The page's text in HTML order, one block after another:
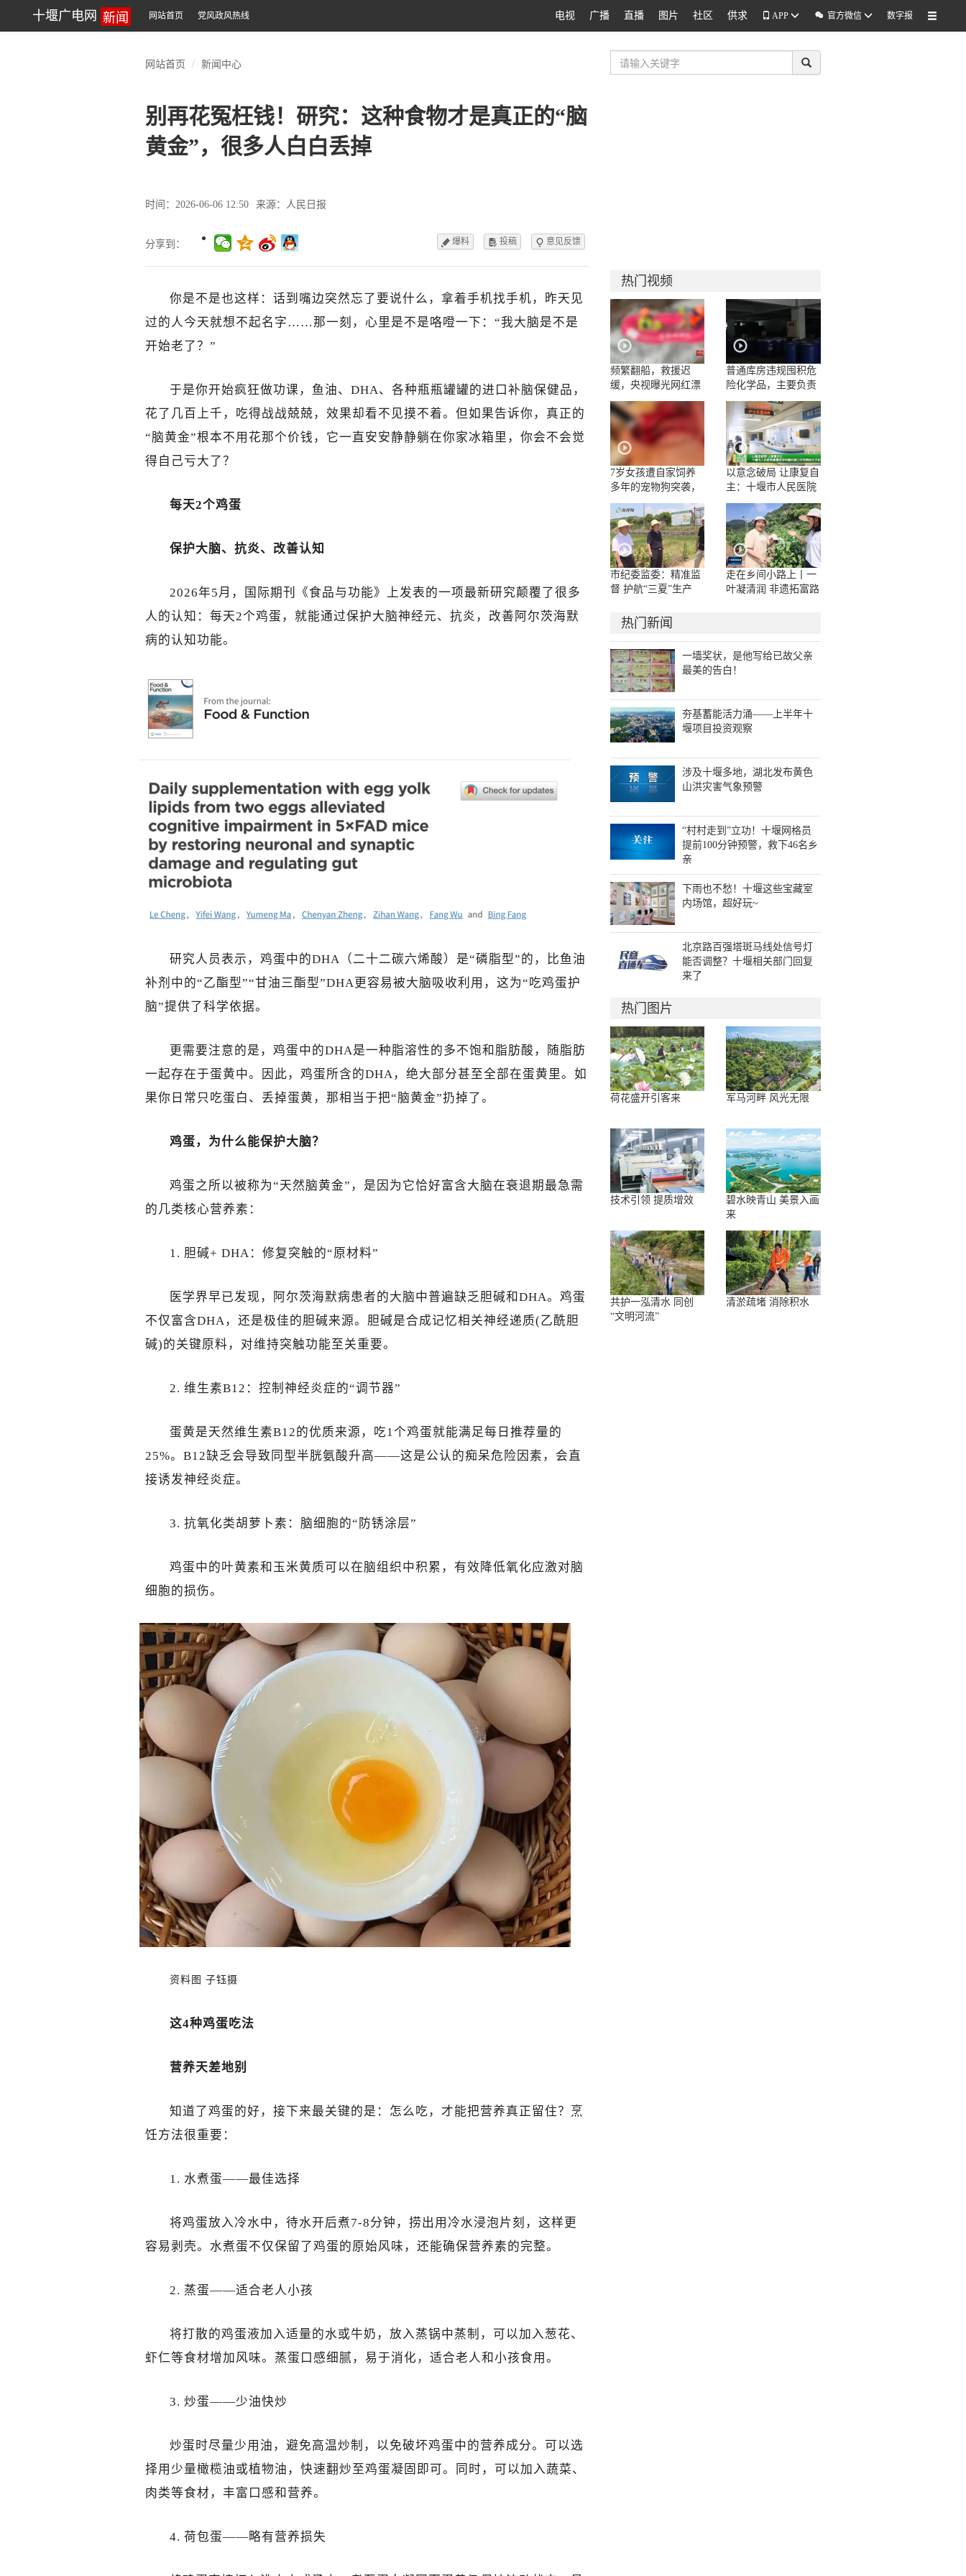
十堰广电网 新闻 网站首页 党风政风热线 电视 广播 直播 图片 社区 供求 APP  官方微信 数字报
网站首页 新闻中心
别再花冤枉钱！研究：这种食物才是真正的“脑
黄金”，很多人白白丢掉
时间：2026-06-06 12:50 来源：人民日报
分享到： 爆料  投稿  意见反馈
你是不是也这样：话到嘴边突然忘了要说什么，拿着手机找手机，昨天见
过的人今天就想不起名字……那一刻，心里是不是咯噔一下：“我大脑是不是
开始老了？”
于是你开始疯狂做功课，鱼油、DHA、各种瓶瓶罐罐的进口补脑保健品，
花了几百上千，吃得战战兢兢，效果却看不见摸不着。但如果告诉你，真正的
“脑黄金”根本不用花那个价钱，它一直安安静静躺在你家冰箱里，你会不会觉
得自己亏大了？
每天2个鸡蛋
保护大脑、抗炎、改善认知
2026年5月，国际期刊《食品与功能》上发表的一项最新研究颠覆了很多
人的认知：每天2个鸡蛋，就能通过保护大脑神经元、抗炎，改善阿尔茨海默
病的认知功能。
研究人员表示，鸡蛋中的DHA（二十二碳六烯酸 ）是“磷脂型”的，比鱼油
补剂中的“乙酯型”“甘油三酯型”DHA更容易被大脑吸收利用，这为“吃鸡蛋护
脑”提供了科学依据。
更需要注意的是，鸡蛋中的DHA是一种脂溶性的多不饱和脂肪酸，随脂肪
一起存在于蛋黄中。因此，鸡蛋所含的DHA，绝大部分甚至全部在蛋黄里。如
果你日常只吃蛋白、丢掉蛋黄，那相当于把“脑黄金”扔掉了。
鸡蛋，为什么能保护大脑？
鸡蛋之所以被称为“天然脑黄金”，是因为它恰好富含大脑在衰退期最急需
的几类核心营养素：
1. 胆碱+ DHA：修复突触的“原材料”
医学界早已发现，阿尔茨海默病患者的大脑中普遍缺乏胆碱和DHA。鸡蛋
不仅富含DHA，还是极佳的胆碱来源。胆碱是合成记忆相关神经递质(乙酰胆
碱)的关键原料，对维持突触功能至关重要。
2. 维生素B12：控制神经炎症的“调节器”
蛋黄是天然维生素B12的优质来源，吃1个鸡蛋就能满足每日推荐量的
25%。B12缺乏会导致同型半胱氨酸升高——这是公认的痴呆危险因素，会直
接诱发神经炎症。
3. 抗氧化类胡萝卜素：脑细胞的“防锈涂层”
鸡蛋中的叶黄素和玉米黄质可以在脑组织中积累，有效降低氧化应激对脑
细胞的损伤。
资料图 子钰摄
这4种鸡蛋吃法
营养天差地别
知道了鸡蛋的好，接下来最关键的是：怎么吃，才能把营养真正留住？烹
饪方法很重要：
1. 水煮蛋——最佳选择
将鸡蛋放入冷水中，待水开后煮7-8分钟，捞出用冷水浸泡片刻，这样更
容易剥壳。水煮蛋不仅保留了鸡蛋的原始风味，还能确保营养素的完整。
2. 蒸蛋——适合老人小孩
将打散的鸡蛋液加入适量的水或牛奶，放入蒸锅中蒸制，可以加入葱花、
虾仁等食材增加风味。蒸蛋口感细腻，易于消化，适合老人和小孩食用。
3. 炒蛋——少油快炒
炒蛋时尽量少用油，避免高温炒制，以免破坏鸡蛋中的营养成分。可以选
择用少量橄榄油或植物油，快速翻炒至鸡蛋凝固即可。同时，可以加入蔬菜、
肉类等食材，丰富口感和营养。
4. 荷包蛋——略有营养损失
热门视频
频繁翻船，救援迟
缓，央视曝光网红漂
流乱象
普通库房违规囤积危
险化学品，主要负责
人一问三不知
7岁女孩遭自家饲养
多年的宠物狗突袭，
面部被咬伤10多处，
嘴唇被撕裂
以意念破局 让康复自
主：十堰市人民医院
康复医学科脑机接口
示范病房正式启用
市纪委监委：精准监
督 护航“三夏”生产
走在乡间小路上丨一
叶凝清润 非遗拓富路
热门新闻
一墙奖状，是他写给已故父亲
最美的告白！
夯基蓄能活力涌——上半年十
堰项目投资观察
涉及十堰多地，湖北发布黄色
山洪灾害气象预警
“村村走到”立功！十堰网格员
提前100分钟预警，救下46名乡
亲
下雨也不愁！十堰这些宝藏室
内场馆，超好玩~
北京路百强塔斑马线处信号灯
能否调整？十堰相关部门回复
来了
热门图片
荷花盛开引客来 军马河畔 风光无限
技术引领 提质增效
碧水映青山 美景入画
来
共护一泓清水 同创
“文明河流”
清淤疏堵 消除积水